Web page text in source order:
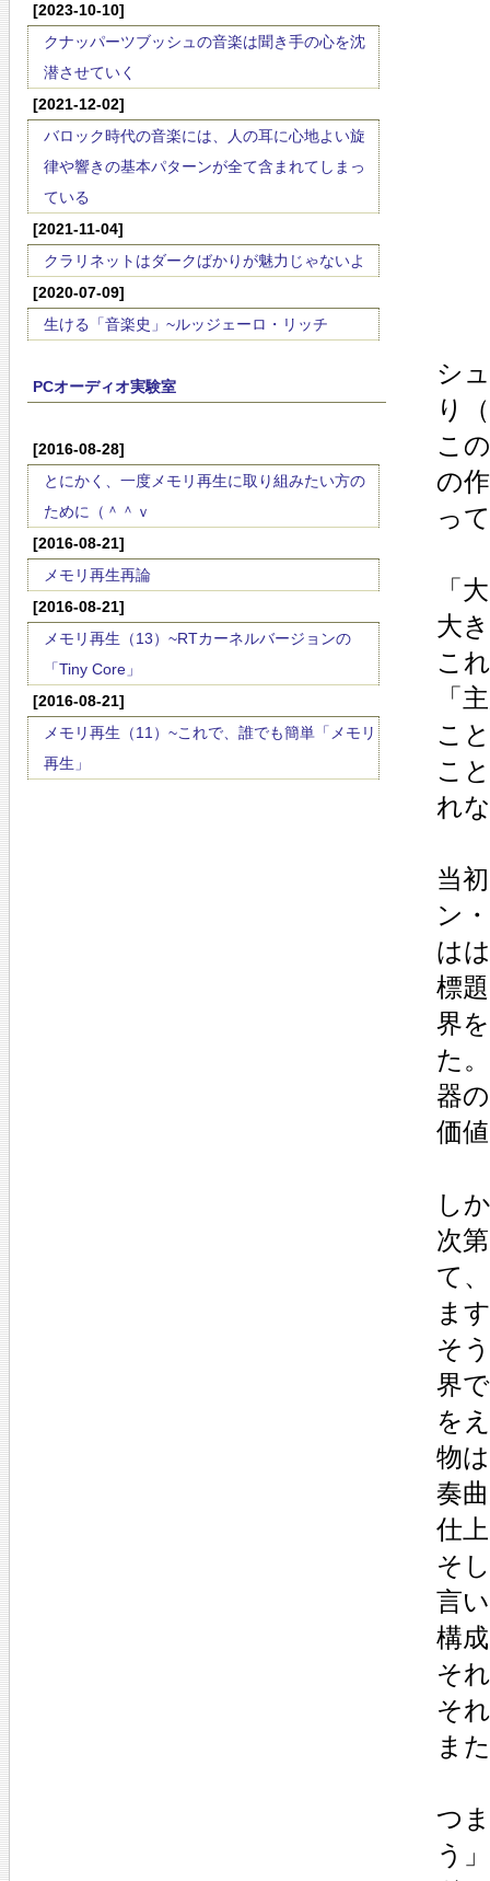
[2023-10-10]
クナッパーツブッシュの音楽は聞き手の心を沈
潜させていく
[2021-12-02]
バロック時代の音楽には、人の耳に心地よい旋
律や響きの基本パターンが全て含まれてしまっ
ている
[2021-11-04]
クラリネットはダークばかりが魅力じゃないよ
[2020-07-09]
生ける「音楽史」~ルッジェーロ・リッチ
PCオーディオ実験室
[2016-08-28]
とにかく、一度メモリ再生に取り組みたい方の
ために（＾＾ｖ
[2016-08-21]
メモリ再生再論
[2016-08-21]
メモリ再生（13）~RTカーネルバージョンの
「Tiny Core」
[2016-08-21]
メモリ再生（11）~これで、誰でも簡単「メモリ
再生」
シ
り
こ
の
っ
「
大
こ
「
こ
こ
れ
当
ン
は
標
界
た
器
価
し
次
て
ま
そ
界
を
物
奏
仕
そ
言
構
そ
そ
ま
つ
う